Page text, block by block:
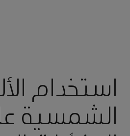
استخدام
الشمسية